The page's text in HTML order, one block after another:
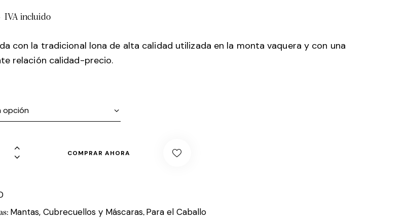
IVA incluido
con la tradicional lona de alta calidad utilizada en la monta vaquera y con una
relación calidad-precio.
COMPRAR AHORA
Mantas, Cubrecuellos y Máscaras, Para el Caballo